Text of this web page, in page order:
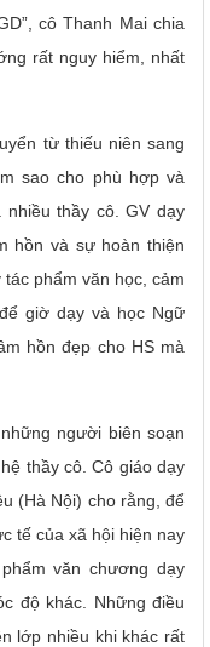
cô Thanh Mai chia
rất nguy hiểm, nhất
từ thiếu niên sang
sao cho phù hợp và
thầy cô. GV dạy
hồn và sự hoàn thiện
phẩm văn học, cảm
giờ dạy và học Ngữ
hồn đẹp cho HS mà
người biên soạn
thầy cô. Cô giáo dạy
(Hà Nội) cho rằng, để
tế của xã hội hiện nay
văn chương dạy
độ khác. Những điều
lớp nhiều khi khác rất